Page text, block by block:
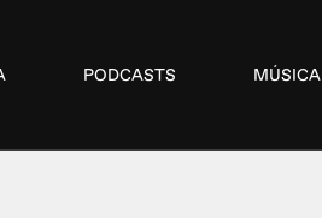
PODCASTS MÚSICA